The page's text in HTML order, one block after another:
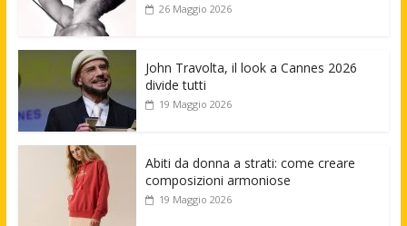
26 Maggio 2026
John Travolta, il look a Cannes 2026
divide tutti
19 Maggio 2026
Abiti da donna a strati: come creare
composizioni armoniose
19 Maggio 2026